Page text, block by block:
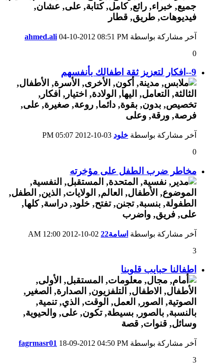
آخر مشاركة بواسطة ahmed.ali 04-10-2012 08:51 PM
0
9--افكار لتعزيز ثقة اطفالك بأنفسهم
آخر مشاركة بواسطة خلود
05:07 PM
0
مخاطر ضرب الطفل على مؤخرته
آخر مشاركة بواسطة اسامة22
12:00 AM
3
اطفالنا حبايب قلوبنا
آخر مشاركة بواسطة fagrmasr01 18-09-2012 04:50 PM
3